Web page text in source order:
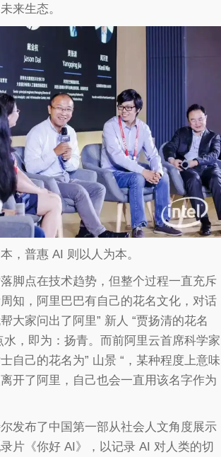
来生态。
，普惠 AI 则以人为本。
脚点在技术趋势，但整个过程一直充斥
知，阿里巴巴有自己的花名文化，对话
大家问出了阿里” 新人 “贾扬清的花名
，即为：扬青。而前阿里云首席科学家
自己的花名为” 山景 “，某种程度上意味
开了阿里，自己也会一直用该名字作为
发布了中国第一部从社会人文角度展示
片《你好 AI》，以记录 AI 对人类的切